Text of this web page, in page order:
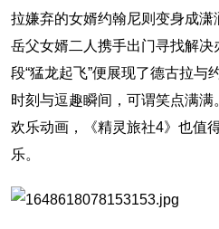
拉嫌弃的女婿约翰尼则变身成潇
岳父女婿二人携手出门寻找解
段“猛龙起飞”便展现了德古拉与
时刻与逗趣瞬间，可谓笑点满
欢乐动画，《精灵旅社4》也值
乐。